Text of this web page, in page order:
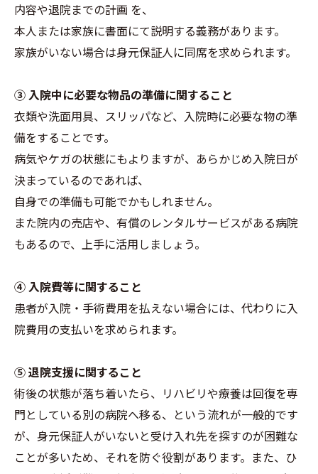
内容や退院までの計画 を、
本人または家族に書面にて説明する義務があります。
家族がいない場合は身元保証人に同席を求められます。
③ 入院中に必要な物品の準備に関すること
衣類や洗面用具、スリッパなど、入院時に必要な物の準
備をすることです。
病気やケガの状態にもよりますが、あらかじめ入院日が
決まっているのであれば、
自身での準備も可能でかもしれません。
また院内の売店や、有償のレンタルサービスがある病院
もあるので、上手に活用しましょう。
④ 入院費等に関すること
患者が入院・手術費用を払えない場合には、代わりに入
院費用の支払いを求められます。
⑤ 退院支援に関すること
術後の状態が落ち着いたら、リハビリや療養は回復を専
門としている別の病院へ移る、という流れが一般的です
が、身元保証人がいないと受け入れ先を探すのが困難な
ことが多いため、それを防ぐ役割があります。また、ひ